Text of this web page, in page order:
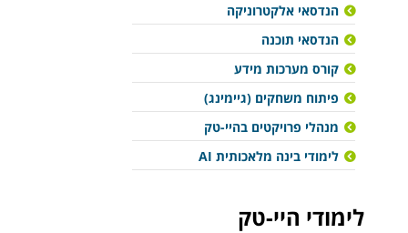
הנדסאי אלקטרוניקה
הנדסאי תוכנה
קורס מערכות מידע
פיתוח משחקים (גיימינג)
מנהלי פרויקטים בהיי-טק
לימודי בינה מלאכותית AI
לימודי היי-טק